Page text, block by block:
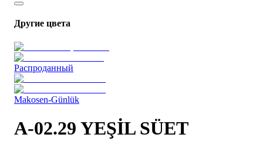
Другие цвета
Распроданный
Makosen-Günlük
A-02.29 YEŞİL SÜET